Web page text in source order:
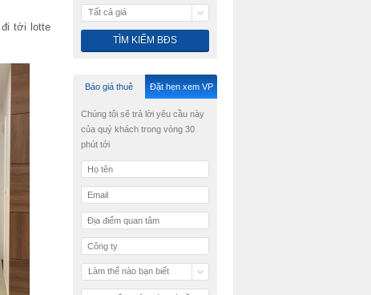
đi tới lotte
Tất cả giá
Báo giá thuê Đặt hẹn xem VP
Chúng tôi sẽ trả lời yêu cầu này
của quý khách trong vòng 30
phút tới
Làm thế nào bạn biết